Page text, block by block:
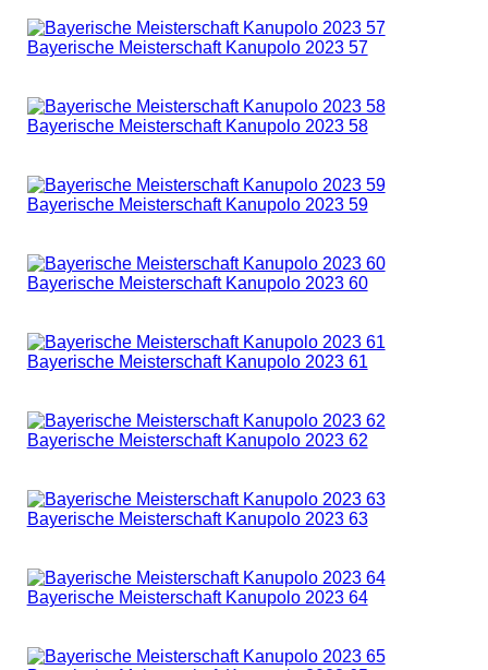
Bayerische Meisterschaft Kanupolo 2023 57
Bayerische Meisterschaft Kanupolo 2023 58
Bayerische Meisterschaft Kanupolo 2023 59
Bayerische Meisterschaft Kanupolo 2023 60
Bayerische Meisterschaft Kanupolo 2023 61
Bayerische Meisterschaft Kanupolo 2023 62
Bayerische Meisterschaft Kanupolo 2023 63
Bayerische Meisterschaft Kanupolo 2023 64